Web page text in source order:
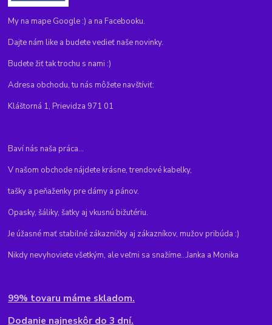
My na mape Google :) a na Facebooku.
Dajte nám like a budete vedieť naše novinky.
Budete žiť tak trochu s nami :)
Adresa obchodu, tu nás môžete navštíviť:
Kláštorná 1, Prievidza 971 01
Baví nás naša práca...
V našom obchode nájdete krásne, trendové kabelky,
tašky a peňaženky pre dámy a pánov.
Opasky, šáliky, šatky aj vkusnú bižutériu.
Je úžasné mať stabilné zákazníčky aj zákazníkov, mužov pribúda :)
Nikdy nevyhoviete všetkým, ale veľmi sa snažíme...Janka a Monika
99% tovaru máme skladom.
Dodanie najneskôr do 3 dní.